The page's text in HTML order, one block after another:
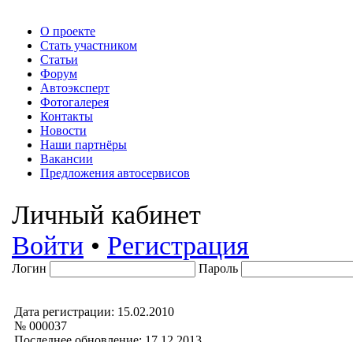
О проекте
Стать участником
Статьи
Форум
Автоэксперт
Фотогалерея
Контакты
Новости
Наши партнёры
Вакансии
Предложения автосервисов
Личный кабинет
Войти • Регистрация
Логин Пароль
Дата регистрации: 15.02.2010
№ 000037